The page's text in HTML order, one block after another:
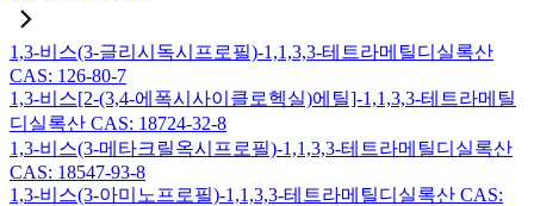
1,3-비스(3-글리시독시프로필)-1,1,3,3-테트라메틸디실록산
CAS: 126-80-7
1,3-비스[2-(3,4-에폭시사이클로헥실)에틸]-1,1,3,3-테트라메틸
디실록산 CAS: 18724-32-8
1,3-비스(3-메타크릴옥시프로필)-1,1,3,3-테트라메틸디실록산
CAS: 18547-93-8
1,3-비스(3-아미노프로필)-1,1,3,3-테트라메틸디실록산 CAS: